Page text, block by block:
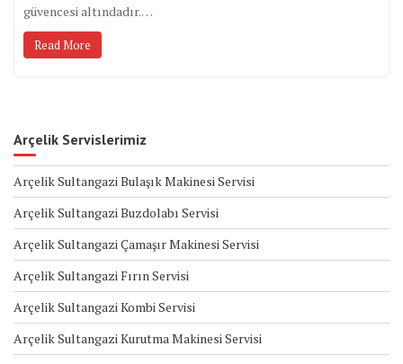
güvencesi altındadır.…
Read More
Arçelik Servislerimiz
Arçelik Sultangazi Bulaşık Makinesi Servisi
Arçelik Sultangazi Buzdolabı Servisi
Arçelik Sultangazi Çamaşır Makinesi Servisi
Arçelik Sultangazi Fırın Servisi
Arçelik Sultangazi Kombi Servisi
Arçelik Sultangazi Kurutma Makinesi Servisi